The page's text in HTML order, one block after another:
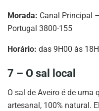
Morada: Canal Principal
Portugal 3800-155
Horário: das 9H00 às
7 – O sal local
O sal de Aveiro é de uma
artesanal, 100% natural.